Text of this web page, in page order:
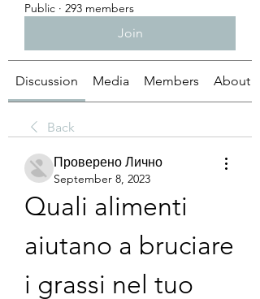
Public · 293 members
Join
Discussion Media Members About
Back
Проверено Лично
September 8, 2023
Quali alimenti
aiutano a bruciare
i grassi nel tuo